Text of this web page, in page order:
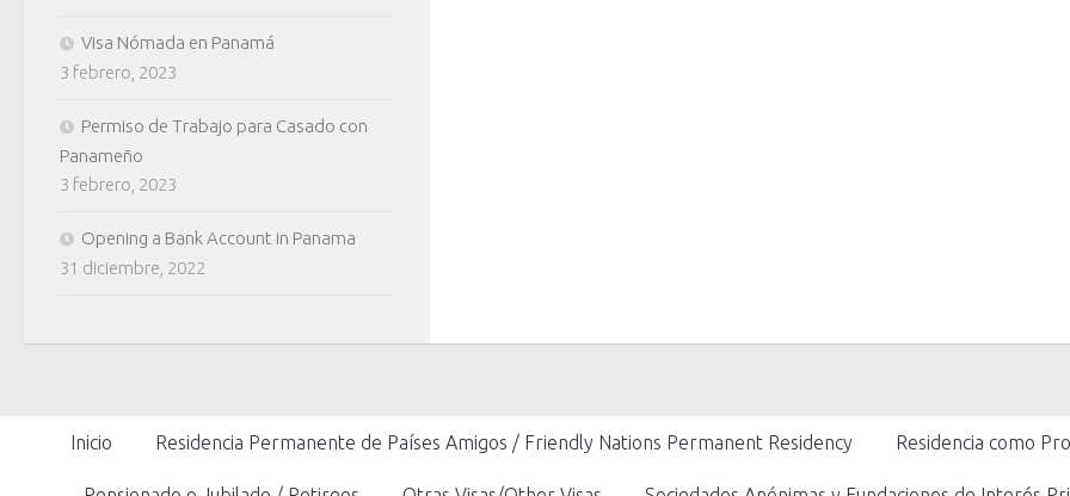
Visa Nómada en Panamá
3 febrero, 2023
Permiso de Trabajo para Casado con
Panameño
3 febrero, 2023
Opening a Bank Account in Panama
31 diciembre, 2022
Inicio Residencia Permanente de Países Amigos / Friendly Nations Permanent Residency Residencia como